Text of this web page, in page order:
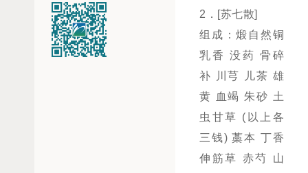
2．[苏七散]
组成：煅自然铜
乳香 没药 骨碎
补 川芎 儿茶 雄
黄 血竭 朱砂 土
虫甘草 (以上各
三钱) 藁本 丁香
伸筋草 赤芍 山